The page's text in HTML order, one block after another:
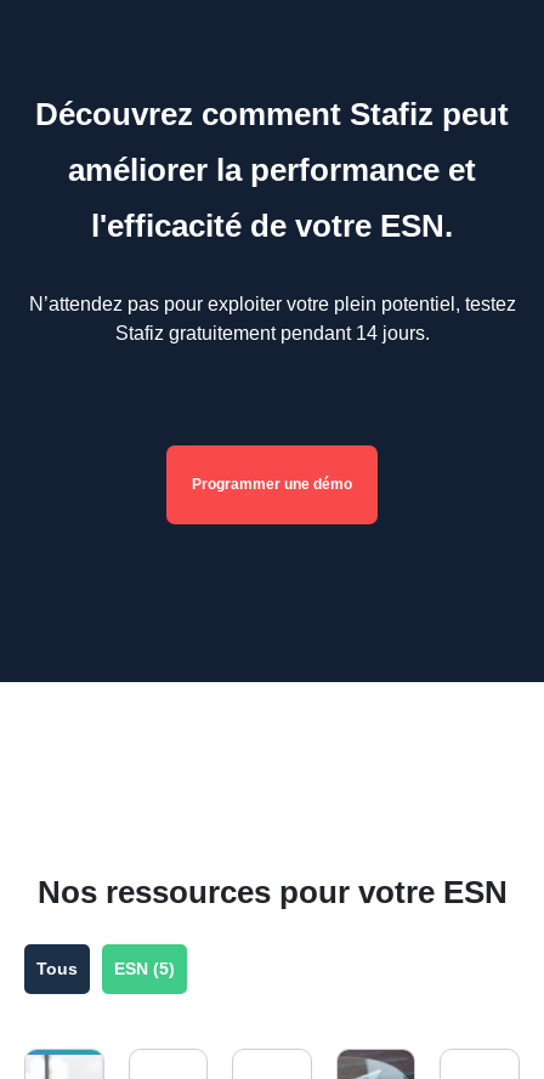
Découvrez comment Stafiz peut
améliorer la performance et
l'efficacité de votre ESN.
N’attendez pas pour exploiter votre plein potentiel, testez
Stafiz gratuitement pendant 14 jours.
Programmer une démo
Nos ressources pour votre ESN
Tous ESN (5)